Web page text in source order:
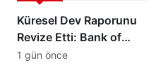
Küresel Dev Raporunu
Revize Etti: Bank of
America’dan Türkiye
1 gün önce